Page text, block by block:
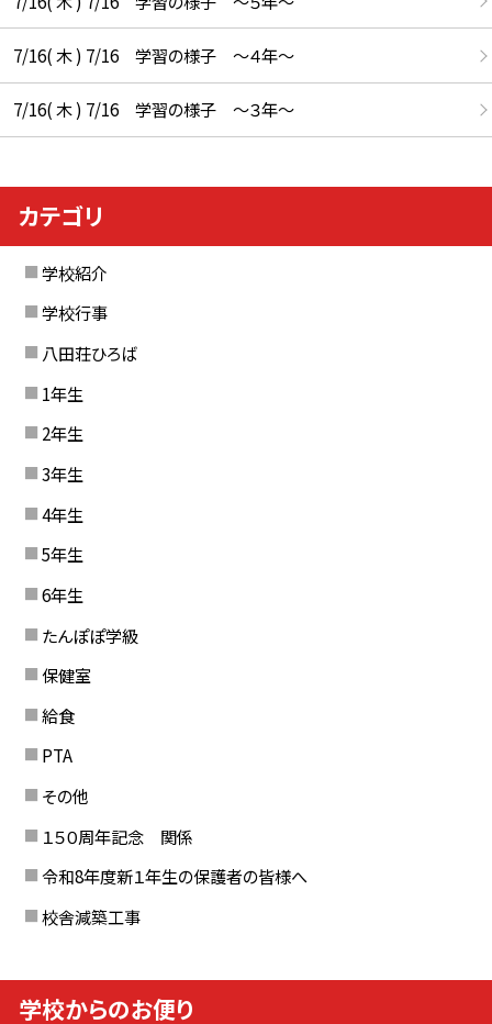
7/16( 木 ) 7/16 学習の様子 ～４年～
7/16( 木 ) 7/16 学習の様子 ～３年～
カテゴリ
学校紹介
学校行事
八田荘ひろば
1年生
2年生
3年生
4年生
5年生
6年生
たんぽぽ学級
保健室
給食
PTA
その他
１５０周年記念 関係
令和8年度新１年生の保護者の皆様へ
校舎減築工事
学校からのお便り